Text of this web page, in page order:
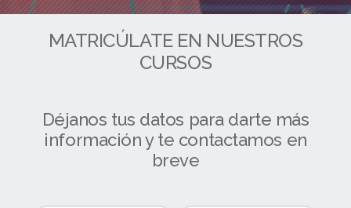
MATRICÚLATE EN NUESTROS
CURSOS
Déjanos tus datos para darte más
información y te contactamos en
breve